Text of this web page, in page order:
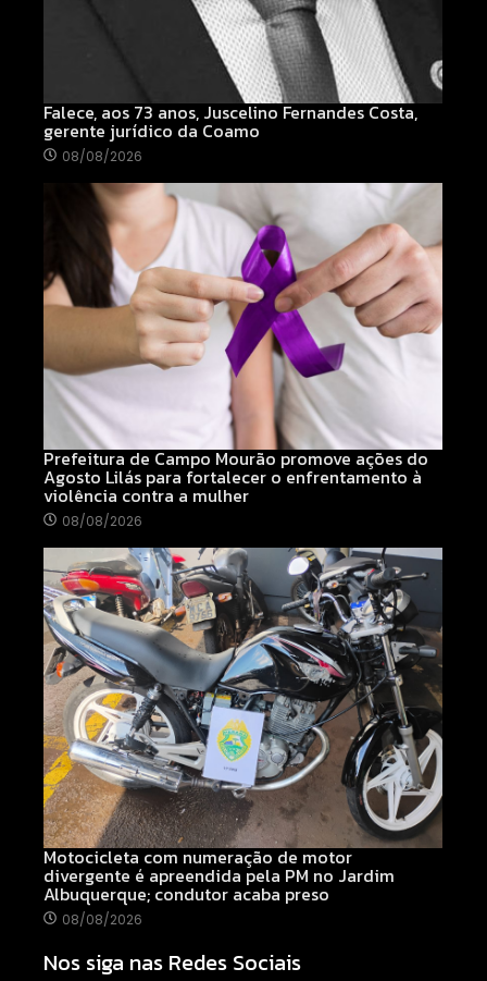
Falece, aos 73 anos, Juscelino Fernandes Costa,
gerente jurídico da Coamo
08/08/2026
Prefeitura de Campo Mourão promove ações do
Agosto Lilás para fortalecer o enfrentamento à
violência contra a mulher
08/08/2026
Motocicleta com numeração de motor
divergente é apreendida pela PM no Jardim
Albuquerque; condutor acaba preso
08/08/2026
Nos siga nas Redes Sociais